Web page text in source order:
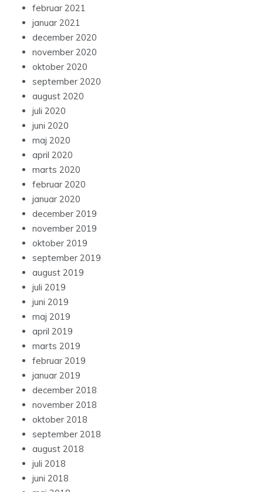
februar 2021
januar 2021
december 2020
november 2020
oktober 2020
september 2020
august 2020
juli 2020
juni 2020
maj 2020
april 2020
marts 2020
februar 2020
januar 2020
december 2019
november 2019
oktober 2019
september 2019
august 2019
juli 2019
juni 2019
maj 2019
april 2019
marts 2019
februar 2019
januar 2019
december 2018
november 2018
oktober 2018
september 2018
august 2018
juli 2018
juni 2018